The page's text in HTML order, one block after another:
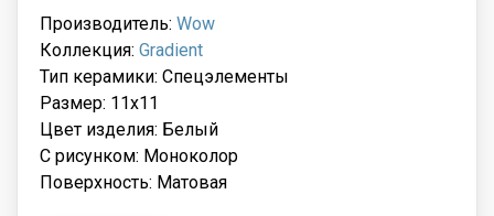
Производитель: Wow
Коллекция: Gradient
Тип керамики: Спецэлементы
Размер: 11x11
Цвет изделия: Белый
С рисунком: Моноколор
Поверхность: Матовая